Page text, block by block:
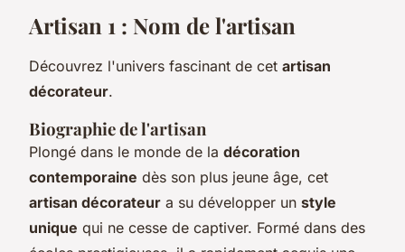
Artisan 1 : Nom de l'artisan
Découvrez l'univers fascinant de cet artisan
décorateur.
Biographie de l'artisan
Plongé dans le monde de la décoration
contemporaine dès son plus jeune âge, cet
artisan décorateur a su développer un style
unique qui ne cesse de captiver. Formé dans des